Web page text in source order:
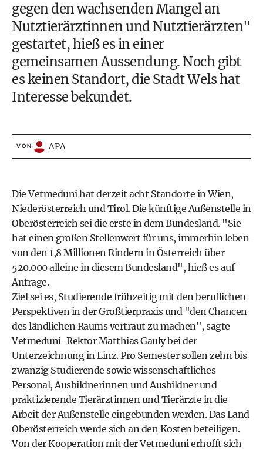
gegen den wachsenden Mangel an
Nutztierärztinnen und Nutztierärzten"
gestartet, hieß es in einer
gemeinsamen Aussendung. Noch gibt
es keinen Standort, die Stadt Wels hat
Interesse bekundet.
VON APA
Die Vetmeduni hat derzeit acht Standorte in Wien,
Niederösterreich und Tirol. Die künftige Außenstelle in
Oberösterreich sei die erste in dem Bundesland. "Sie
hat einen großen Stellenwert für uns, immerhin leben
von den 1,8 Millionen Rindern in Österreich über
520.000 alleine in diesem Bundesland", hieß es auf
Anfrage.
Ziel sei es, Studierende frühzeitig mit den beruflichen
Perspektiven in der Großtierpraxis und "den Chancen
des ländlichen Raums vertraut zu machen", sagte
Vetmeduni-Rektor Matthias Gauly bei der
Unterzeichnung in Linz. Pro Semester sollen zehn bis
zwanzig Studierende sowie wissenschaftliches
Personal, Ausbildnerinnen und Ausbildner und
praktizierende Tierärztinnen und Tierärzte in die
Arbeit der Außenstelle eingebunden werden. Das Land
Oberösterreich werde sich an den Kosten beteiligen.
Von der Kooperation mit der Vetmeduni erhofft sich